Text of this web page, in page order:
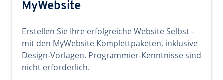
MyWebsite
Erstellen Sie Ihre erfolgreiche Website Selbst -
mit den MyWebsite Komplettpaketen, inklusive
Design-Vorlagen. Programmier-Kenntnisse sind
nicht erforderlich.